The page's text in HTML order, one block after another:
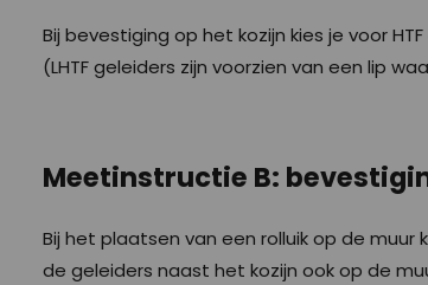
Bij bevestiging op het kozijn kies je voor
(LHTF geleiders zijn voorzien van een lip
Meetinstructie B:
Bij het plaatsen van een rolluik op de
de geleiders naast het kozijn ook op de